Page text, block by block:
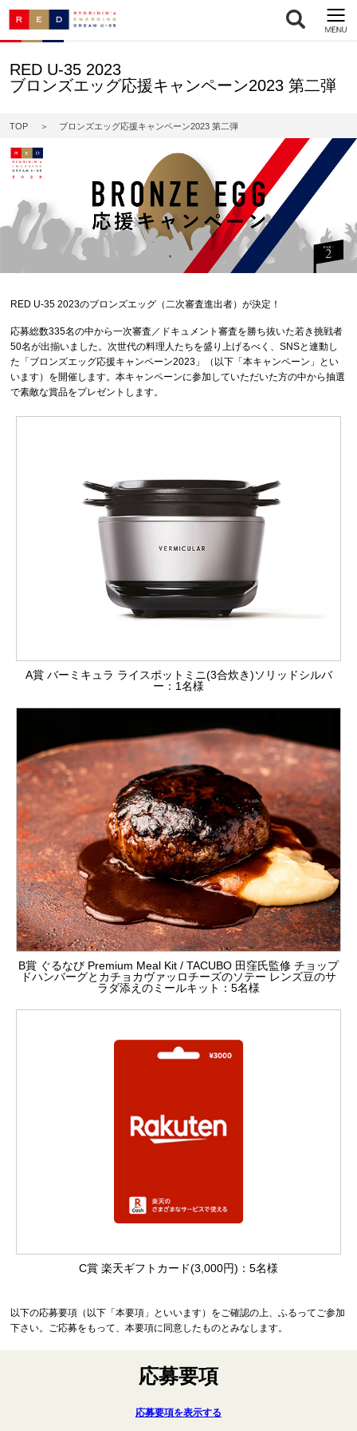
RED U-35 2023
ブロンズエッグ応援キャンペーン2023 第二弾
TOP ブロンズエッグ応援キャンペーン2023 第二弾
RED U-35 2023のブロンズエッグ（二次審査進出者）が決定！
応募総数335名の中から一次審査／ドキュメント審査を勝ち抜いた若き挑戦者
50名が出揃いました。次世代の料理人たちを盛り上げるべく、SNSと連動し
た「ブロンズエッグ応援キャンペーン2023」（以下「本キャンペーン」とい
います）を開催します。本キャンペーンに参加していただいた方の中から抽選
で素敵な賞品をプレゼントします。
A賞 バーミキュラ ライスポットミニ(3合炊き)ソリッドシルバ
ー：1名様
B賞 ぐるなび Premium Meal Kit / TACUBO 田窪氏監修 チョップ
ドハンバーグとカチョカヴァッロチーズのソテー レンズ豆のサ
ラダ添えのミールキット：5名様
C賞 楽天ギフトカード(3,000円)：5名様
以下の応募要項（以下「本要項」といいます）をご確認の上、ふるってご参加
下さい。ご応募をもって、本要項に同意したものとみなします。
応募要項
応募要項を表示する